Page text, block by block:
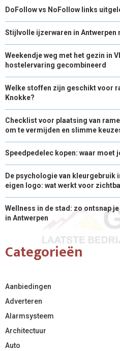
DoFollow vs NoFollow links
Stijlvolle ijzerwaren in
Weekendje weg met het gezin in
hostelervaring gecombineerd
Welke stoffen zijn geschikt voor
Knokke?
Checklist voor plaatsing van
om te vermijden en slimme
Speedpedelec kopen: waar moet
De psychologie van kleurgebruik
eigen logo: wat werkt voor
Wellness in de stad: zo ontsnap
in Antwerpen
Categorieën
Aanbiedingen
Adverteren
Alarmsysteem
Architectuur
Auto